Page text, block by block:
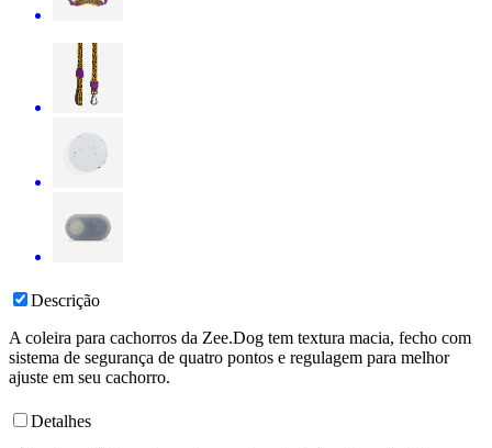
Descrição
A coleira para cachorros da Zee.Dog tem textura macia, fecho com
sistema de segurança de quatro pontos e regulagem para melhor
ajuste em seu cachorro.
Detalhes